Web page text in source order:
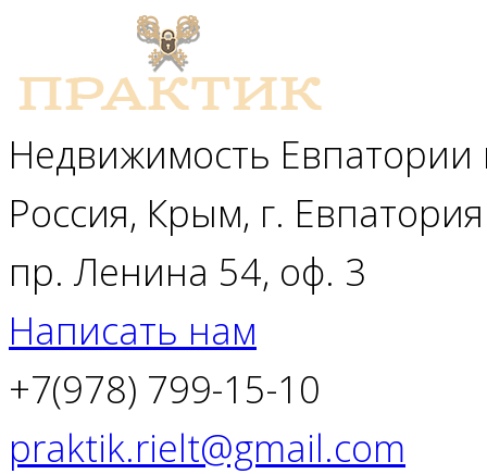
Недвижимость
Россия, Крым, г. Евпатория
пр. Ленина 54, оф. 3
Написать нам
+7(978) 799-15-10
praktik.rielt@gmail.com